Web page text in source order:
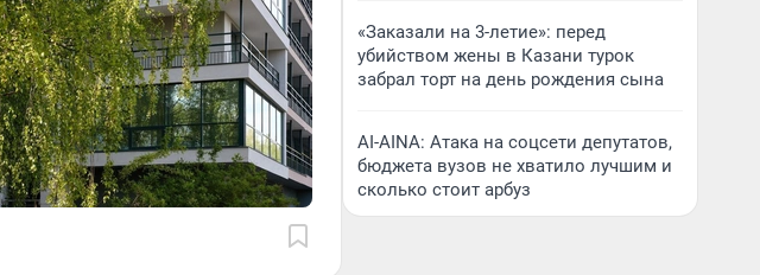
«Заказали на 3-летие»: перед
убийством жены в Казани турок
забрал торт на день рождения сына
AI-AINA: Атака на соцсети депутатов,
бюджета вузов не хватило лучшим и
сколько стоит арбуз